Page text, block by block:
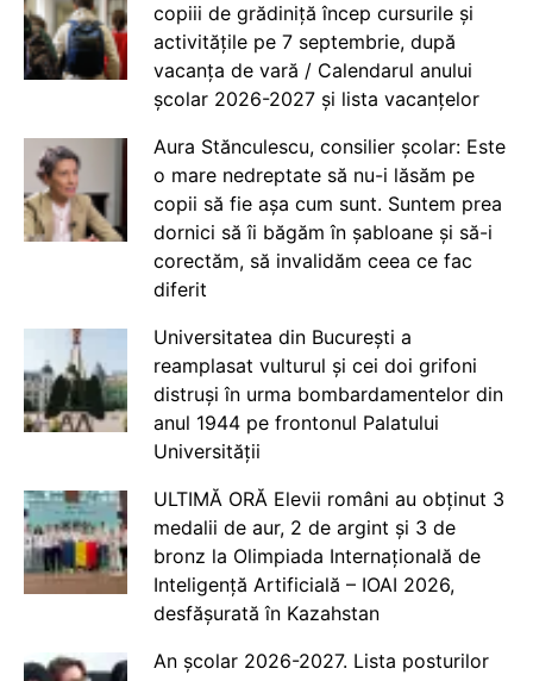
copiii de grădiniță încep cursurile și
activitățile pe 7 septembrie, după
vacanța de vară / Calendarul anului
școlar 2026-2027 și lista vacanțelor
Aura Stănculescu, consilier școlar: Este
o mare nedreptate să nu-i lăsăm pe
copii să fie așa cum sunt. Suntem prea
dornici să îi băgăm în șabloane și să-i
corectăm, să invalidăm ceea ce fac
diferit
Universitatea din București a
reamplasat vulturul și cei doi grifoni
distruși în urma bombardamentelor din
anul 1944 pe frontonul Palatului
Universității
ULTIMĂ ORĂ Elevii români au obținut 3
medalii de aur, 2 de argint și 3 de
bronz la Olimpiada Internațională de
Inteligență Artificială – IOAI 2026,
desfășurată în Kazahstan
An școlar 2026-2027. Lista posturilor